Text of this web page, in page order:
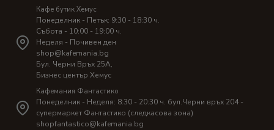
Кафе бутик Хемус
Понеделник - Петък: 9:30 - 18:30 ч.
Събота - 10:00 - 19:00 ч.
Неделя - Почивен ден
shop@kafemania.bg
Бул. Черни Връх 25A,
Бизнес център Хемус
Кафемания Фантастико
Понеделник - Неделя: 8:30 - 20:30 ч. бул.Черни връх 204 -
супермаркет Фантастико (следкасова зона)
shopfantastico@kafemania.bg